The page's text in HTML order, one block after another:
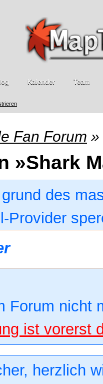
Kalender Team
Fan Forum »
»Shark
des
Provider
Forum nicht
ist vorerst
herzlich